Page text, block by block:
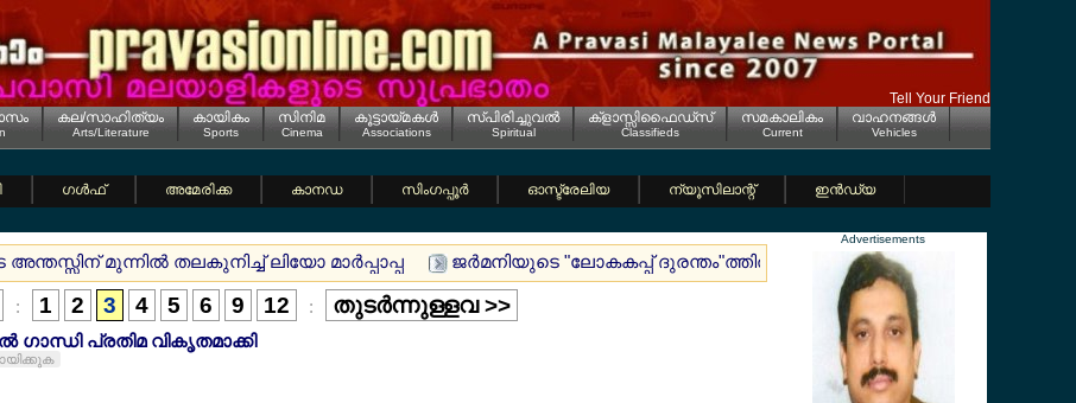
Tell Your Friend
കല/സാഹിത്യം
Arts/Literature
കായികം
Sports
സിനിമ
Cinema
കൂട്ടായ്മകള്‍
Associations
സ്പിരിച്ചുവല്‍
Spiritual
ക്ളാസ്സിഫൈഡ്സ്
Classifieds
സമകാലികം
Current
വാഹനങ്ങള്‍
Vehicles
ഗള്‍ഫ് അമേരിക്ക കാനഡ സിംഗപ്പൂര്‍ ഓസ്ട്രേലിയ ന്യൂസിലാന്റ്
ഇന്‍ഡ്യ
അന്തസ്സിന് മുന്നില്‍ തലകുനിച്ച് ലിയോ മാര്‍പ്പാപ്പ ജര്‍മനിയുടെ "ലോകകപ്പ് ദുരന്തം"ത്തില്‍ ഞെട്ടി ആരാധകര്‍
: 1 2 3 4 5 6 9 12 : തുടര്‍ന്നുള്ളവ >>
പ്രതിമ വികൃതമാക്കി
Advertisements